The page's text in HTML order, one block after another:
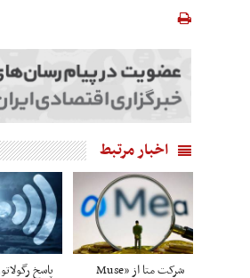
اخبار مرتبط
شرکت متا از «Muse پاسخ